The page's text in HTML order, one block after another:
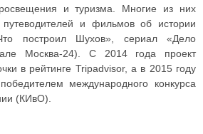
и туризма. Многие из них
и фильмов об истории
построил Шухов», сериал «Дело
Москва-24). С 2014 года проект
в рейтинге Tripadvisor, а в 2015 году
международного конкурса
(КИвО).